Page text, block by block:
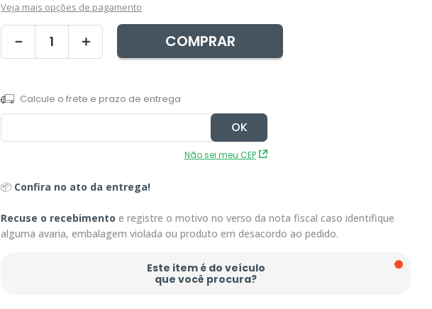
Veja mais opções de pagamento
＋
－ COMPRAR
Não sei meu CEP
📦 Confira no ato da entrega!
Recuse o recebimento e registre o motivo no verso da nota fiscal caso identifique
alguma avaria, embalagem violada ou produto em desacordo ao pedido.
Este item é do veículo
que você procura?